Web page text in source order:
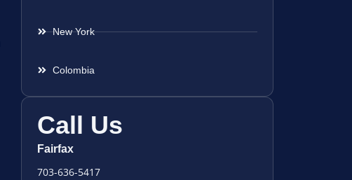
New York
Colombia
Call Us
Fairfax
703-636-5417